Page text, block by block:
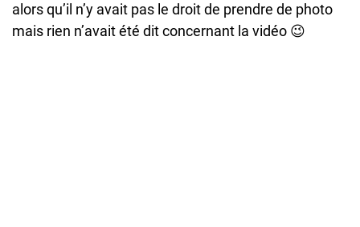
alors qu’il n’y avait pas le droit de prendre de photo
mais rien n’avait été dit concernant la vidéo 😉